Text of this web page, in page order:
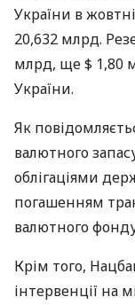
України в
20,632 млрд.
млрд, ще $ 1,80
України.
Як
валютного
облігаціями
погашенням
валютного
Крім того,
інтервенції на